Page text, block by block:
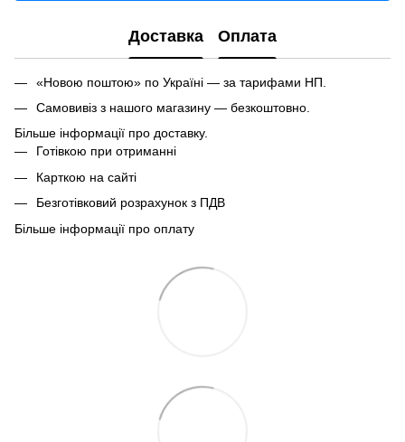
Доставка Оплата
«Новою поштою» по Україні — за тарифами НП.
Самовивіз з нашого магазину — безкоштовно.
Більше інформації про доставку.
Готівкою при отриманні
Карткою на сайті
Безготівковий розрахунок з ПДВ
Більше інформації про оплату